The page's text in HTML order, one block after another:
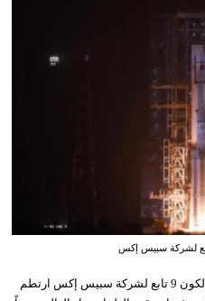
يُعتقد أن جزءاً ضخماً تائهاً من صاروخ فالكون 9 تابع لشركة سبيس إكس ارتطم